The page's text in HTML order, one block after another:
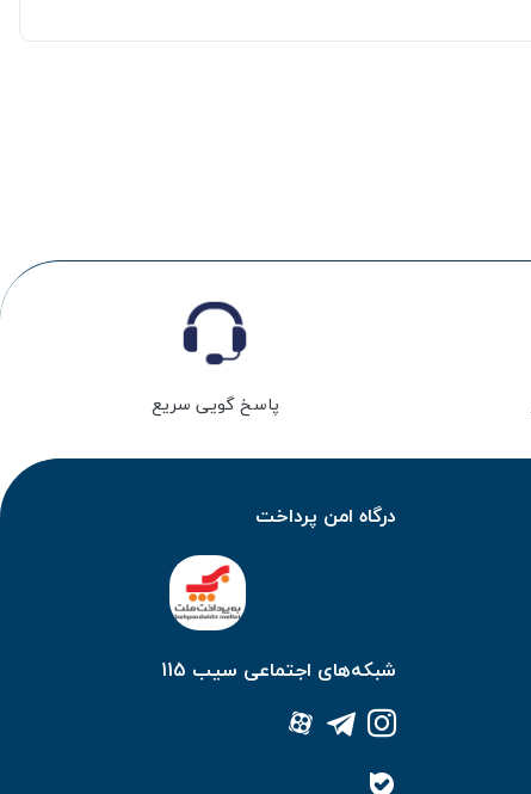
پاسخ گویی سریع
درگاه امن پرداخت
شبکه‌های اجتماعی سیب 115